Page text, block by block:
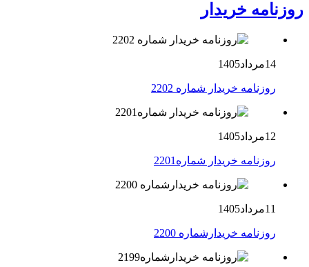
روزنامه خریدار
14مرداد1405
روزنامه خریدار شماره 2202
12مرداد1405
روزنامه خریدار شماره2201
11مرداد1405
روزنامه خریدارشماره 2200